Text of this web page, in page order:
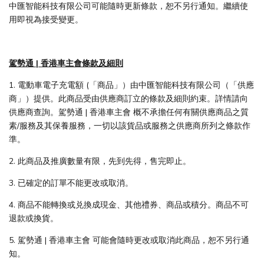
中匯智能科技有限公司可能隨時更新條款，恕不另行通知。繼續使
用即視為接受變更。
駕勢通 | 香港車主會條款及細則
1. 電動車電子充電額 (「商品」）由中匯智能科技有限公司（「供應
商」）提供。此商品受由供應商訂立的條款及細則約束。詳情請向
供應商查詢。駕勢通 | 香港車主會 概不承擔任何有關供應商品之質
素/服務及其保養服務，一切以該貨品或服務之供應商所列之條款作
準。
2. 此商品及推廣數量有限，先到先得，售完即止。
3. 已確定的訂單不能更改或取消。
4. 商品不能轉換或兑換成現金、其他禮券、商品或積分。商品不可
退款或換貨。
5. 駕勢通 | 香港車主會 可能會隨時更改或取消此商品，恕不另行通
知。